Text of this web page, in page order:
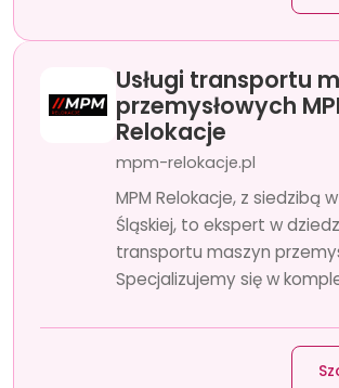
Usługi transportu
przemysłowych
Relokacje
mpm-relokacje.pl
MPM Relokacje, z siedzibą
Śląskiej, to ekspert w
transportu maszyn
Specjalizujemy się w